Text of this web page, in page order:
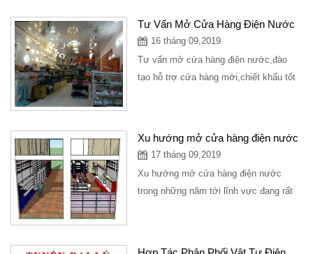
Tư Vấn Mở Cửa Hàng Điện Nước
16 tháng 09,2019
Tư vấn mở cửa hàng điện nước,đào
tạo hỗ trợ cửa hàng mới,chiết khấu tốt
Xu hướng mở cửa hàng điện nước
17 tháng 09,2019
Xu hướng mở cửa hàng điện nước
trong những năm tới lĩnh vực đang rất